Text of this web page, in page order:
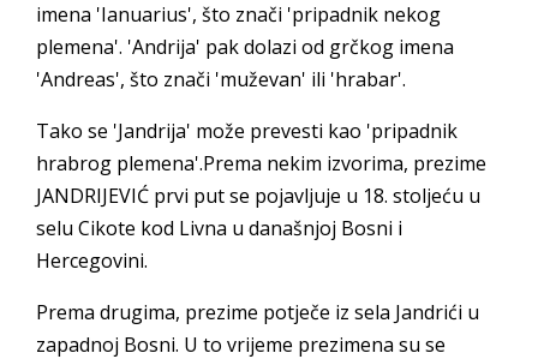
imena 'Ianuarius', što znači 'pripadnik nekog
plemena'. 'Andrija' pak dolazi od grčkog imena
'Andreas', što znači 'muževan' ili 'hrabar'.
Tako se 'Jandrija' može prevesti kao 'pripadnik
hrabrog plemena'.Prema nekim izvorima, prezime
JANDRIJEVIĆ prvi put se pojavljuje u 18. stoljeću u
selu Cikote kod Livna u današnjoj Bosni i
Hercegovini.
Prema drugima, prezime potječe iz sela Jandrići u
zapadnoj Bosni. U to vrijeme prezimena su se